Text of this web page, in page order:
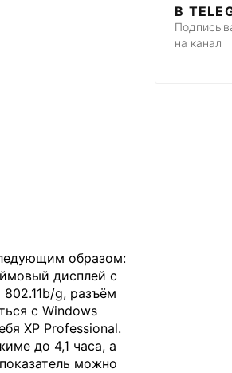
образом:
дисплей с
g, разъём
с Windows
XP Professional.
до 4,1 часа, а
можно
В
на канал